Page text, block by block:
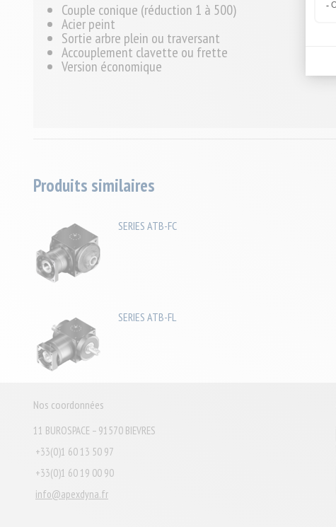
Couple conique (réduction 1 à 500)
Acier peint
Sortie arbre plein ou traversant
Accouplement clavette ou frette
Version économique
Produits similaires
SERIES ATB-FC
SERIES ATB-FL
Nos coordonnées
11 BUROSPACE – 91570 BIEVRES
+33(0)1 60 13 50 97
+33(0)1 60 19 00 90
info@apexdyna.fr